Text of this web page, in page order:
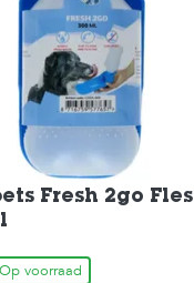
Fresh 2go Fles
Op voorraad